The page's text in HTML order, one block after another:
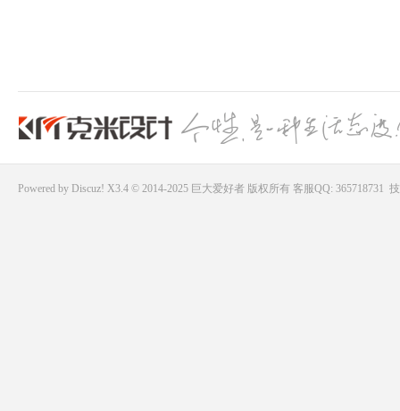
Powered by Discuz! X3.4 © 2014-2025 巨大爱好者版权所有 客服QQ: 365718731